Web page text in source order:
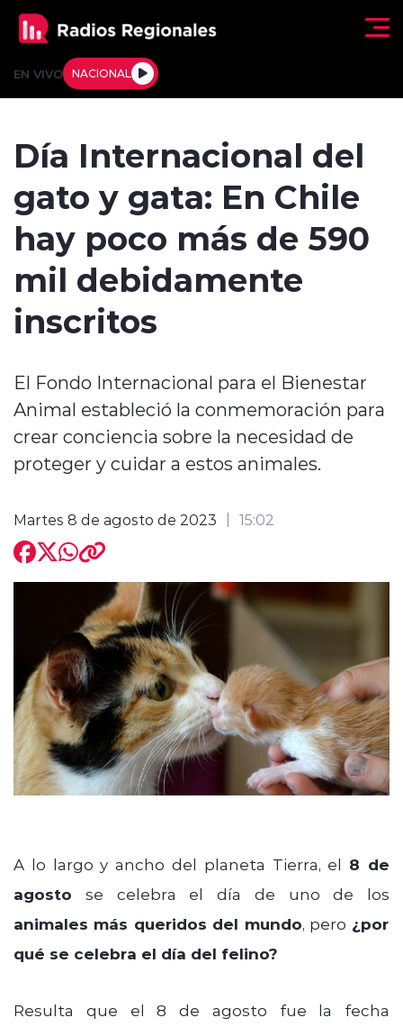
EN VIVO NACIONAL
Tendencias
Deportes
Internacional
Entrevistas
modo claro
Día Internacional del
gato y gata: En Chile
hay poco más de 590
mil debidamente
inscritos
El Fondo Internacional para el Bienestar
Animal estableció la conmemoración para
crear conciencia sobre la necesidad de
proteger y cuidar a estos animales.
Martes 8 de agosto de 2023 15:02
A lo largo y ancho del planeta Tierra, el 8 de
agosto se celebra el día de uno de los
animales más queridos del mundo, pero ¿por
qué se celebra el día del felino?
Resulta que el 8 de agosto fue la fecha